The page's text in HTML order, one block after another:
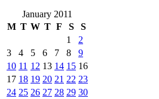
January 2011
M T W T F S
S
1
2
3
4 5 6 7 8
9
10 11 12 13 14 15 16
17 18 19 20 21 22 23
24 25 26 27 28 29 30